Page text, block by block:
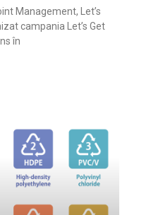
Management, Let’s
campania Let’s Get
în